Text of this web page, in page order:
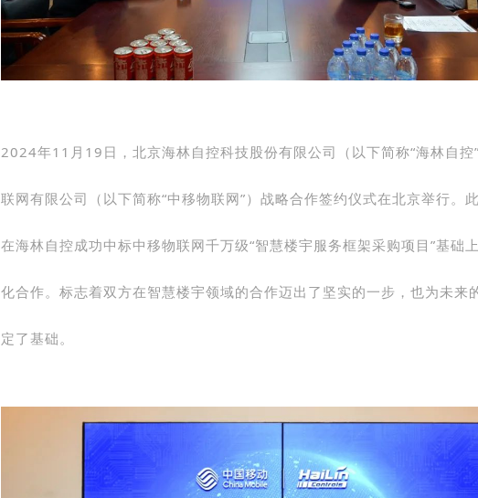
2024年11月19日，北京海林自控科技股份有限公司（以下简称“海林自控
联网有限公司（以下简称“中移物联网”）战略合作签约仪式在北京举行。
在海林自控成功中标中移物联网千万级“智慧楼宇服务框架采购项目”基础
化合作。 标志着双方在智慧楼宇领域的合作迈出了坚实的一步，也为未来
定了基础。